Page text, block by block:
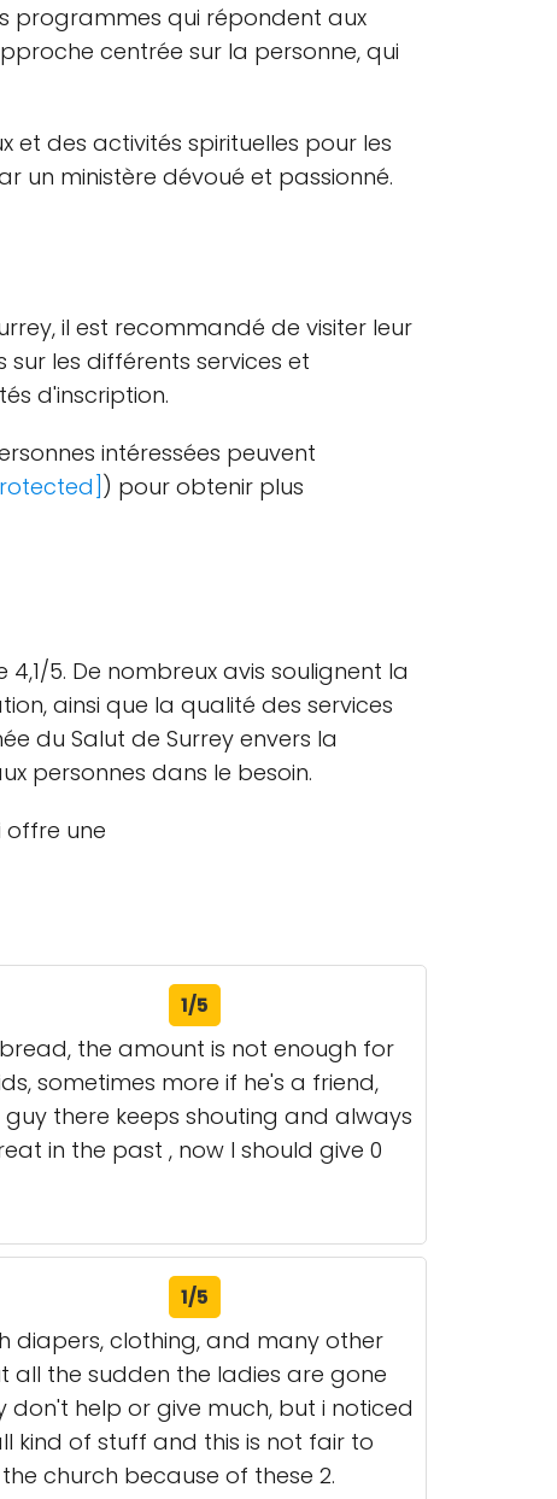
programmes qui répondent aux
centrée sur la personne, qui
et des activités spirituelles pour les
un ministère dévoué et passionné.
il est recommandé de visiter leur
les différents services et
d'inscription.
intéressées peuvent
) pour obtenir plus
5. De nombreux avis soulignent la
ainsi que la qualité des services
du Salut de Surrey envers la
personnes dans le besoin.
offre une
1/5
the amount is not enough for
sometimes more if he's a friend,
guy there keeps shouting and always
in the past , now I should give 0
1/5
diapers, clothing, and many other
all the sudden the ladies are gone
help or give much, but i noticed
kind of stuff and this is not fair to
church because of these 2.